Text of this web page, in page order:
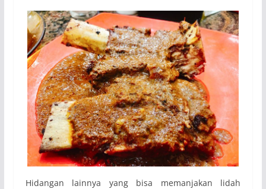
Hidangan lainnya yang bisa memanjakan lidah